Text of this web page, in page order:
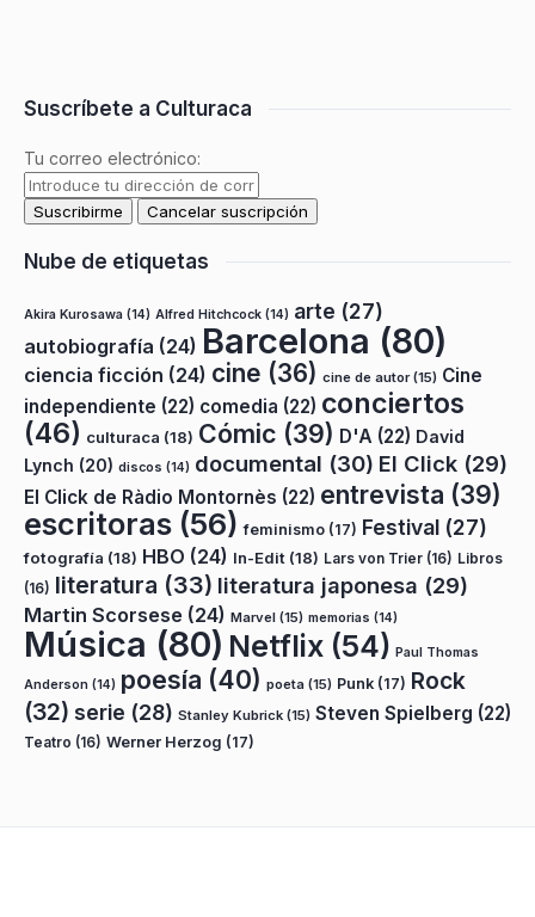
Suscríbete a Culturaca
Tu correo electrónico:
Nube de etiquetas
Akira Kurosawa (14) Alfred Hitchcock (14) arte (27)
autobiografía (24) Barcelona (80)
ciencia ficción (24) cine (36) cine de autor(15) Cine
independiente (22) comedia (22) conciertos
(46) culturaca (18) Cómic (39) D'A (22) David
Lynch (20) discos (14) documental (30) El Click (29)
El Click de Ràdio Montornès (22) entrevista (39)
escritoras (56) feminismo (17) Festival (27)
fotografía (18) HBO (24) In-Edit (18) Lars von Trier (16) Libros
(16) literatura (33) literatura japonesa (29)
Martin Scorsese (24) Marvel (15) memorias (14)
Música (80) Netflix (54) Paul Thomas
Anderson (14) poesía (40) poeta (15) Punk (17) Rock
(32) serie (28) Stanley Kubrick (15) Steven Spielberg (22)
Teatro (16) Werner Herzog (17)